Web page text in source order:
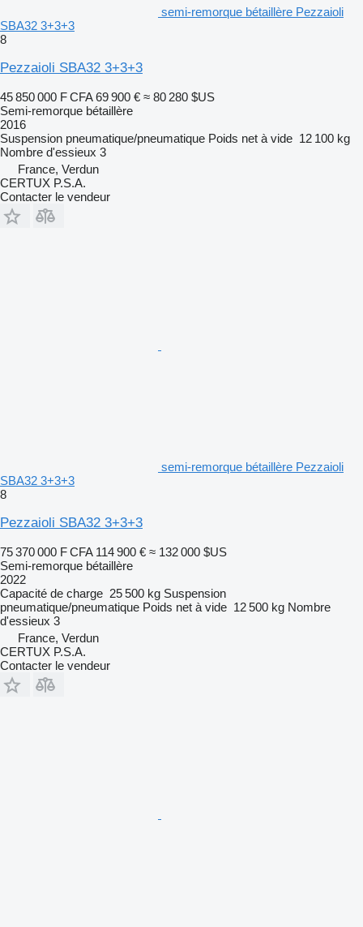
semi-remorque bétaillère Pezzaioli
SBA32 3+3+3
8
Pezzaioli SBA32 3+3+3
45 850 000 F CFA 69 900 € ≈ 80 280 $US
Semi-remorque bétaillère
2016
Suspension pneumatique/pneumatique Poids net à vide 12 100 kg
Nombre d'essieux 3
France, Verdun
CERTUX P.S.A.
Contacter le vendeur
semi-remorque bétaillère Pezzaioli
SBA32 3+3+3
8
Pezzaioli SBA32 3+3+3
75 370 000 F CFA 114 900 € ≈ 132 000 $US
Semi-remorque bétaillère
2022
Capacité de charge 25 500 kg Suspension
pneumatique/pneumatique Poids net à vide 12 500 kg Nombre
d'essieux 3
France, Verdun
CERTUX P.S.A.
Contacter le vendeur